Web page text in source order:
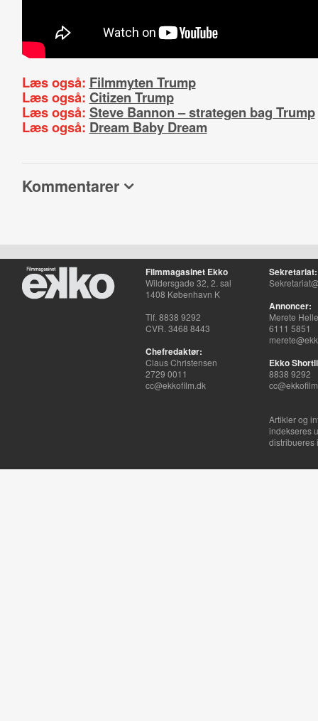
Læs også: Filmmyten Trump
Læs også: Citizen Trump
Læs også: Steve Bannon – strategen bag Trump
Læs også: Dream Baby Dream
Kommentarer
Filmmagasinet Ekko
Wildersgade 32, 2. sal
1408 København K
Tlf. 8838 9292
CVR. 3468 8443
Chefredaktør:
Claus Christensen
2729 0011
cc@ekkofilm.dk
Sekretariat:
Annoncer:
Merete
6111 5851
Ekko
8838 9292
Artikler og
indekseres
distribueres